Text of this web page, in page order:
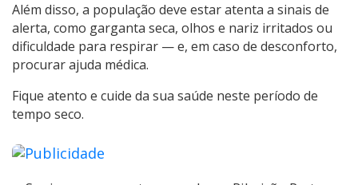
Além disso, a população deve estar atenta a sinais de
alerta, como garganta seca, olhos e nariz irritados ou
dificuldade para respirar — e, em caso de desconforto,
procurar ajuda médica.
Fique atento e cuide da sua saúde neste período de
tempo seco.